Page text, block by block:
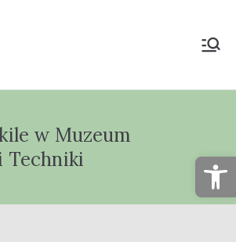
Przyrody
im.
w Muzeum
Techniki